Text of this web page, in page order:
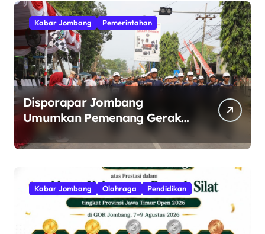
Kabar Jombang Pemerintahan
Disporapar Jombang
Umumkan Pemenang Gerak
Jalan ROJO 2026.
Kabar Jombang Olahraga Pendidikan